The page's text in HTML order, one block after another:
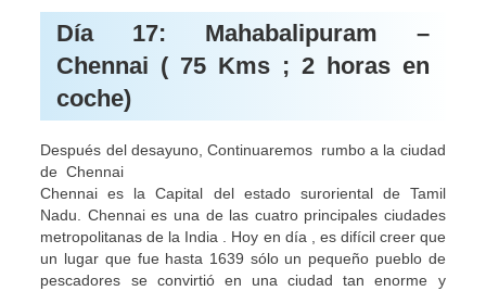
Día 17: Mahabalipuram –
Chennai ( 75 Kms ; 2 horas en
coche)
Después del desayuno, Continuaremos rumbo a la ciudad
de Chennai
Chennai es la Capital del estado suroriental de Tamil
Nadu. Chennai es una de las cuatro principales ciudades
metropolitanas de la India . Hoy en día , es difícil creer que
un lugar que fue hasta 1639 sólo un pequeño pueblo de
pescadores se convirtió en una ciudad tan enorme y